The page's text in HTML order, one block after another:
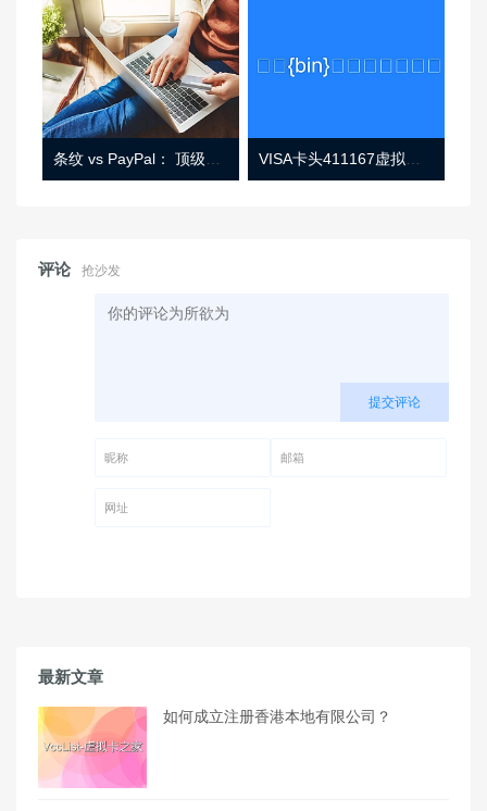
条纹 vs PayPal： 顶级功能， 定价 （和更多！ VISA卡头411167虚拟卡基础信息
评论 抢沙发
提交评论
最新文章
如何成立注册香港本地有限公司？